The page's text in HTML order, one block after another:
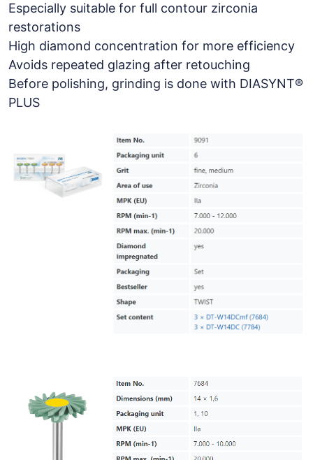
Especially suitable for full contour zirconia
restorations
High diamond concentration for more efficiency
Avoids repeated glazing after retouching
Before polishing, grinding is done with DIASYNT®
PLUS